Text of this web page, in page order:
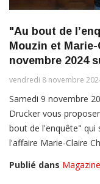
"Au bout de
Mouzin et
novembre 2024
vendredi 8 novembre
Samedi 9 novembre
Drucker vous
bout de l'enquête" qui
l'affaire Marie-Claire
Publié dans